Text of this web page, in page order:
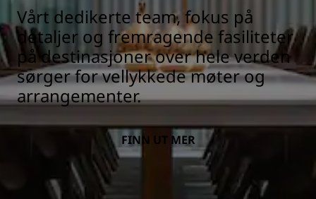
Vårt dedikerte team, fokus på
detaljer og fremragende fasiliteter
på destinasjoner over hele verden
sørger for vellykkede møter og
arrangementer.
FINN UT MER